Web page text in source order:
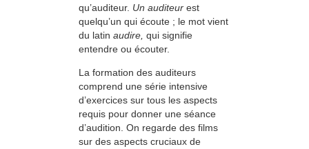
qu’auditeur. Un auditeur est
quelqu’un qui écoute ; le mot vient
du latin audire, qui signifie
entendre ou écouter.
La formation des auditeurs
comprend une série intensive
d’exercices sur tous les aspects
requis pour donner une séance
d’audition. On regarde des films
sur des aspects cruciaux de